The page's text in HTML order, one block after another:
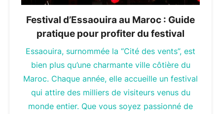
Festival d’Essaouira au Maroc : Guide
pratique pour profiter du festival
Essaouira, surnommée la “Cité des vents”, est
bien plus qu’une charmante ville côtière du
Maroc. Chaque année, elle accueille un festival
qui attire des milliers de visiteurs venus du
monde entier. Que vous soyez passionné de